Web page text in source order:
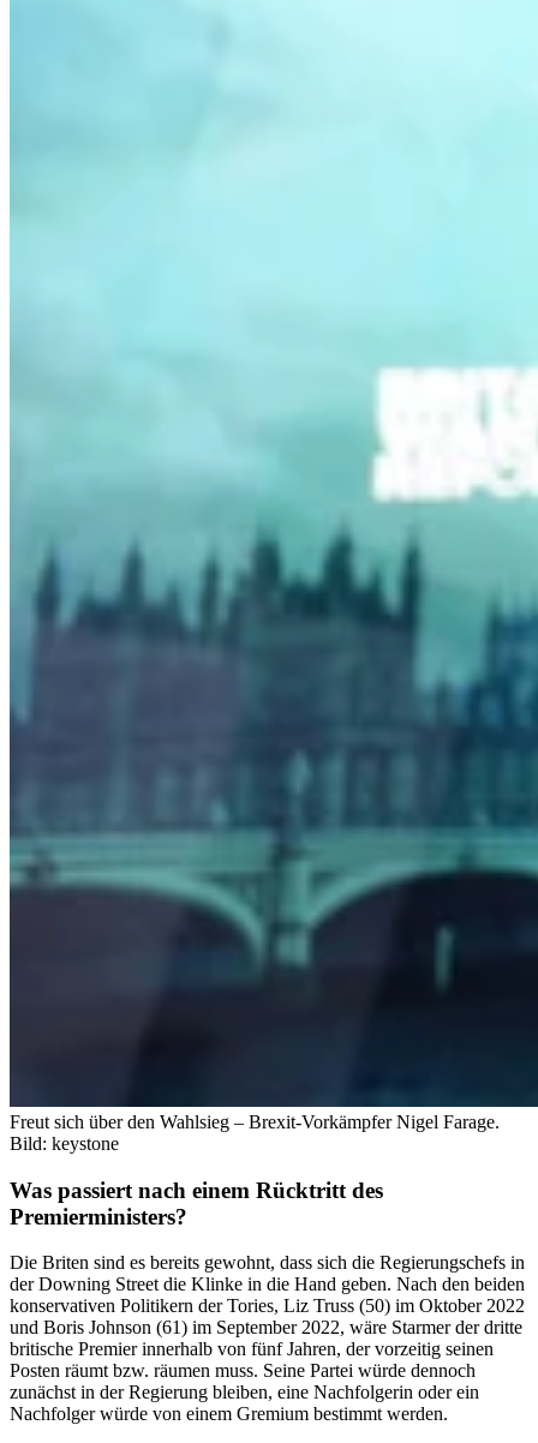
Freut sich über den Wahlsieg – Brexit-Vorkämpfer Nigel Farage.
Bild: keystone
Was passiert nach einem Rücktritt des
Premierministers?
Die Briten sind es bereits gewohnt, dass sich die Regierungschefs in
der Downing Street die Klinke in die Hand geben. Nach den beiden
konservativen Politikern der Tories, Liz Truss (50) im Oktober 2022
und Boris Johnson (61) im September 2022, wäre Starmer der dritte
britische Premier innerhalb von fünf Jahren, der vorzeitig seinen
Posten räumt bzw. räumen muss. Seine Partei würde dennoch
zunächst in der Regierung bleiben, eine Nachfolgerin oder ein
Nachfolger würde von einem Gremium bestimmt werden.